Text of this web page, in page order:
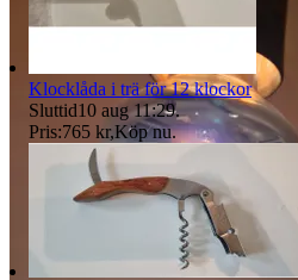
Klocklåda i trä för 12 klockor
Sluttid10 aug 11:29.
Pris:765 kr,Köp nu.